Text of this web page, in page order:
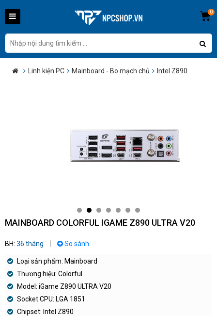
0
Linh kiện PC Mainboard - Bo mạch chủ Intel Z890
MAINBOARD COLORFUL IGAME Z890 ULTRA V20
BH: 36 tháng So sánh
Loại sản phẩm: Mainboard
Thương hiệu: Colorful
Model: iGame Z890 ULTRA V20
Socket CPU: LGA 1851
Chipset: Intel Z890